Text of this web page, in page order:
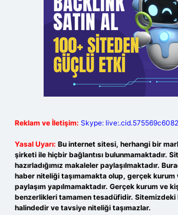
Reklam ve İletişim: Skype:
Yasal Uyarı: Bu internet sitesi, herhangi bir
şirketi ile hiçbir bağlantısı bulunmamaktadır.
hazırladığımız makaleler paylaşılmaktadır.
haber niteliği taşımamakta olup, gerçek kurum
paylaşım yapılmamaktadır. Gerçek kurum ve
benzerlikleri tamamen tesadüfidir.
halindedir ve tavsiye niteliği taşımazlar.